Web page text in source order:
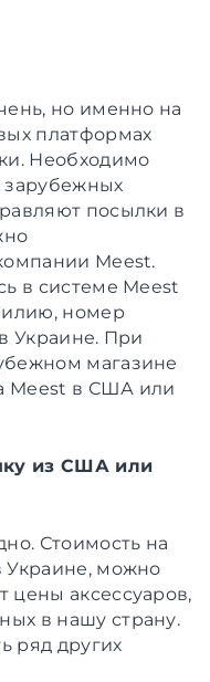
но именно на
платформах
Необходимо
зарубежных
посылки в
Meest.
в системе Meest
номер
Украине. При
магазине
Meest в США или
из США или
Стоимость на
Украине, можно
цены аксессуаров,
в нашу страну.
ряд других